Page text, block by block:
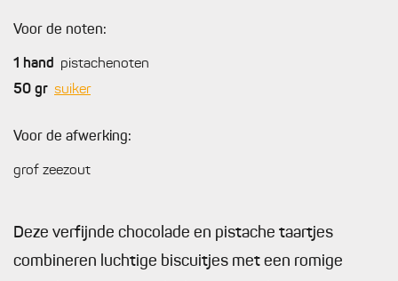
Voor de noten:
1 hand pistachenoten
50 gr suiker
Voor de afwerking:
grof zeezout
Deze verfijnde chocolade en pistache taartjes
combineren luchtige biscuitjes met een romige